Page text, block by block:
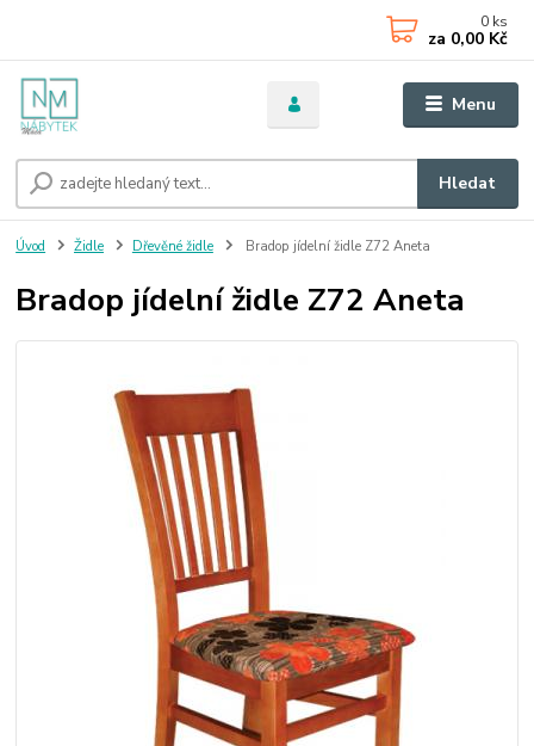
Menu
Hledat
0 ks
za 0,00 Kč
Úvod Židle Dřevěné židle Bradop jídelní židle Z72 Aneta
Bradop jídelní židle Z72 Aneta